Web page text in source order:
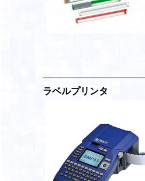
ラベルプリンタ